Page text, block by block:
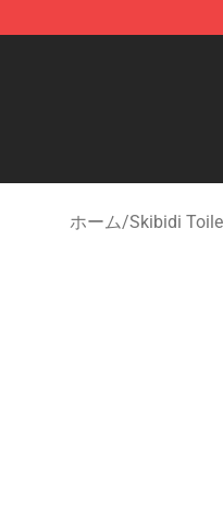
Skibidi Toilet
ホーム/Skibidi